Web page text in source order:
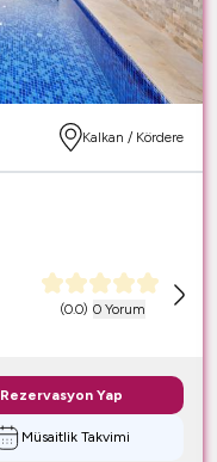
Kalkan / Kördere
(0.0) 0 Yorum
Rezervasyon Yap
Müsaitlik Takvimi